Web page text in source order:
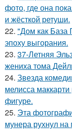
фото, где она
и жёсткой ретуши.
22. "Дом как База
эпоху выгорания.
23. 37-Летняя
жениха тома
24. Звезда
мелисса
фигуре.
25. Эта
мунера рухнул на